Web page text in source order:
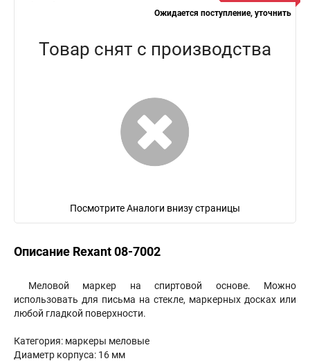
Ожидается поступление, уточнить
Товар снят с производства
Посмотрите Аналоги внизу страницы
Описание Rexant 08-7002
Меловой маркер на спиртовой основе. Можно
использовать для письма на стекле, маркерных досках или
любой гладкой поверхности.
Категория: маркеры меловые
Диаметр корпуса: 16 мм